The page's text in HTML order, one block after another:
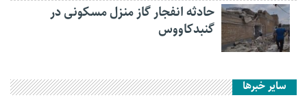
حادثه انفجار گاز منزل مسکونی در
گنبدکاووس
سایر خبرها